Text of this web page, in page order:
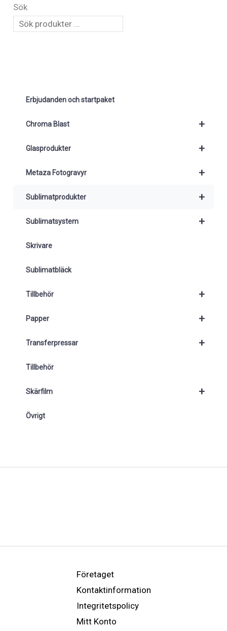
Sök
Erbjudanden och startpaket
+
Chroma Blast
+
Glasprodukter
+
Metaza Fotogravyr
+
Sublimatprodukter
+
Sublimatsystem
Skrivare
Sublimatbläck
+
Tillbehör
+
Papper
+
Transferpressar
Tillbehör
+
Skärfilm
Övrigt
Företaget
Kontaktinformation
Integritetspolicy
Mitt Konto